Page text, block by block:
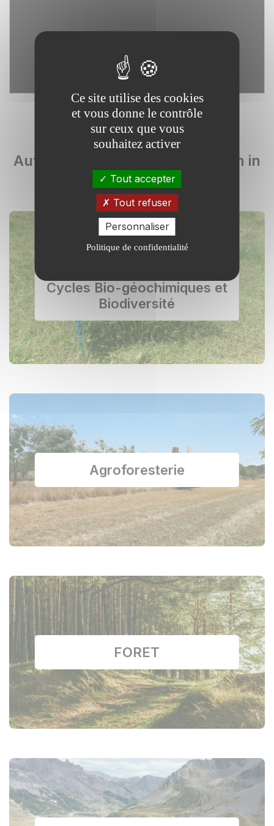
Autre services : Expérimentation in
natura
Cycles Bio-géochimiques et
Biodiversité
Agroforesterie
FORET
Ce site utilise des cookies
et vous donne le contrôle
sur ceux que vous
souhaitez activer
Tout accepter
Tout refuser
Personnaliser
Politique de confidentialité